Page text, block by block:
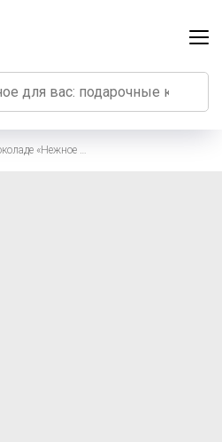
Клубника в шоколаде «Нежное прикосновение»